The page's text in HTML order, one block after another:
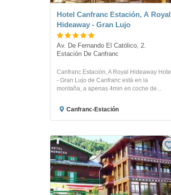
Hotel Canfranc Estación, A Royal
Hideaway - Gran Lujo
Av. De Fernando El Católico, 2.
Estación De Canfranc
Canfranc Estación, A Royal Hideaway Hotel
- Gran Lujo de Canfranc está en la
montaña, a apenas 4min en coche de...
Canfranc-Estación